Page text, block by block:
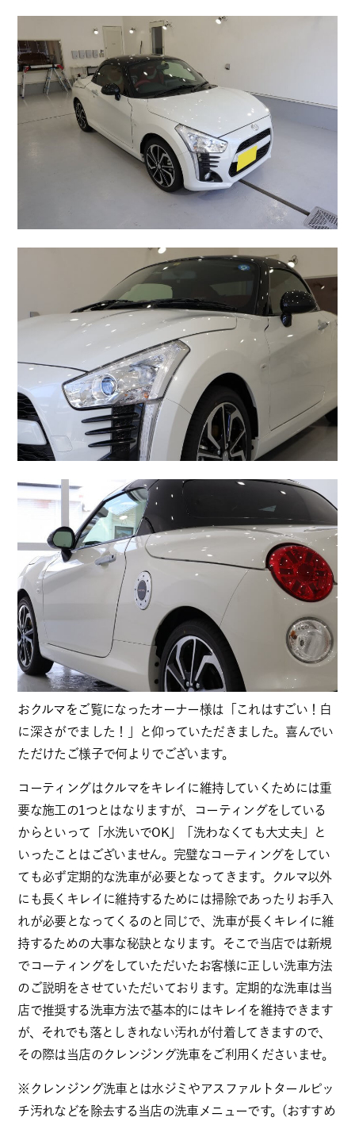
おクルマをご覧になったオーナー様は「これはすごい！白
に深さがでました！」と仰っていただきました。喜んでい
ただけたご様子で何よりでございます。
コーティングはクルマをキレイに維持していくためには重
要な施工の1つとはなりますが、コーティングをしている
からといって「水洗いでOK」「洗わなくても大丈夫」と
いったことはございません。完璧なコーティングをしてい
ても必ず定期的な洗車が必要となってきます。クルマ以外
にも長くキレイに維持するためには掃除であったりお手入
れが必要となってくるのと同じで、洗車が長くキレイに維
持するための大事な秘訣となります。そこで当店では新規
でコーティングをしていただいたお客様に正しい洗車方法
のご説明をさせていただいております。定期的な洗車は当
店で推奨する洗車方法で基本的にはキレイを維持できます
が、それでも落としきれない汚れが付着してきますので、
その際は当店のクレンジング洗車をご利用くださいませ。
※クレンジング洗車とは水ジミやアスファルトタールピッ
チ汚れなどを除去する当店の洗車メニューです。(おすすめ